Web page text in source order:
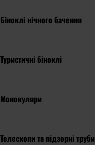
Біноклі нічного бачення
Туристичні біноклі
Монокуляри
Телескопи та підзорні труби